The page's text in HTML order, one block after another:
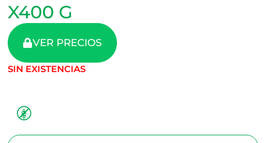
X400 G
VER PRECIOS
SIN EXISTENCIAS